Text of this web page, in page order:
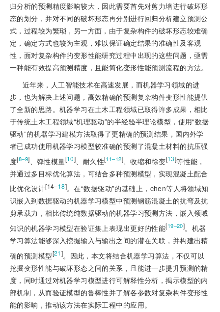
归分析的预测精度影响较大，因此需要首先对剪力墙进行破坏形
态的划分，并对不同的破坏形态再分别进行回归分析建立预测公
式，过程较为繁琐，另一方面，由于复杂构件的破坏形态较难确
定，确定方式也较为主观，难以保证确定结果的准确性及客观
性，面对复杂构件的变形性能研究过程中出现的这些问题，亟需
一种能有效提高预测精度，且能简化变形性能预测流程的方法。
近年来，人工智能技术在高速发展，而机器学习领域的进
步，也为解决上述问题，高效精确的预测复杂构件变形性能提供
了全新的思路。机器学习在土木工程领域已取得许多成果，相比
于传统土木工程领域“机理驱动”的半经验半理论模型，使用“数据
驱动”的机器学习建模方法取得了更精确的预测结果，国内外学
者已成功使用机器学习模型较准确的预测了混凝土材料的抗压强
度[8‒9] 、弹性模量[10] 、耐久性[11‒12]、收缩和徐变[13]等性能，
并通过多目标优化算法，可结合多种预测模型，实现混凝土配合
比优化设计[14‒18]。在“数据驱动”的基础上，chen等人将领域知
识嵌入到数据驱动的机器学习模型中预测钢筋混凝土的抗弯及抗
剪承载力，相比传统纯数据驱动的机器学习预测方法，嵌入领域
知识的机器学习模型在验证集上表现出更好的性能[19‒20]。机器
学习算法能够深入挖掘输入与输出之间的潜在关联，并构建出精
确的预测模型[21]。因此，本文将结合机器学习算法，不仅可以
挖掘变形性能与破坏形态之间的关系，且能进一步提升预测的精
度，同时通过对机器学习模型进行可解释性分析，揭示模型的内
部机制，从而验证模型的鲁棒性并了解各参数对复杂构件变形性
能的影响，推动该方法在实际工程中的应用。